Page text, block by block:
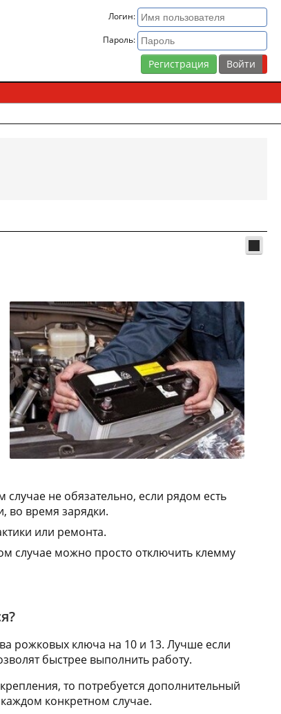
Логин:
Пароль:
Регистрация
случае не обязательно, если рядом есть
во время зарядки.
или ремонта.
случае можно просто отключить клемму
рожковых ключа на 10 и 13. Лучше если
быстрее выполнить работу.
то потребуется дополнительный
конкретном случае.